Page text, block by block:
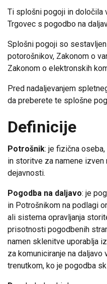
Ti splošni pogoji in določila
Trgovec s pogodbo na
Splošni pogoji so
potorošnikov, Zakonom o
Zakonom o elektronskih
Pred nadaljevanjem
da preberete te splošne
Definicije
Potrošnik: je fizična
in storitve za namene
dejavnosti.
Pogodba na daljavo: je
in Potrošnikom na podlagi
ali sistema opravljanja
prisotnosti pogodbenih
namen sklenitve uporablja
za komuniciranje na
trenutkom, ko je pogodba